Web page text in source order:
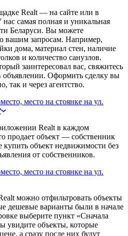
Realt — на сайте или в
самая полная и уникальная
Беларуси. Вы можете
вашим запросам. Например,
дома, материал стен, наличие
и количество санузлов.
заинтересовал вас, свяжитесь
объявлении. Оформить сделку вы
так и через агентство.
место на стоянке на ул.
Realt в каждом
продает объект — собственник
купить объект недвижимости без
от собственников.
место на стоянке на ул.
можно отфильтровать объекты
дешевые варианты были в начале
выберите пункт «Сначала
увидите объекты, которые
а сразу после них будут